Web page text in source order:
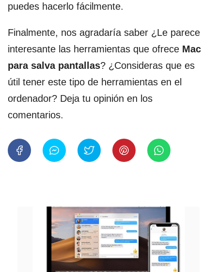
puedes hacerlo fácilmente.
Finalmente, nos agradaría saber ¿Le parece
interesante las herramientas que ofrece Mac
para salva pantallas? ¿Consideras que es
útil tener este tipo de herramientas en el
ordenador? Deja tu opinión en los
comentarios.